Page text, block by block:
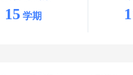
15 学期